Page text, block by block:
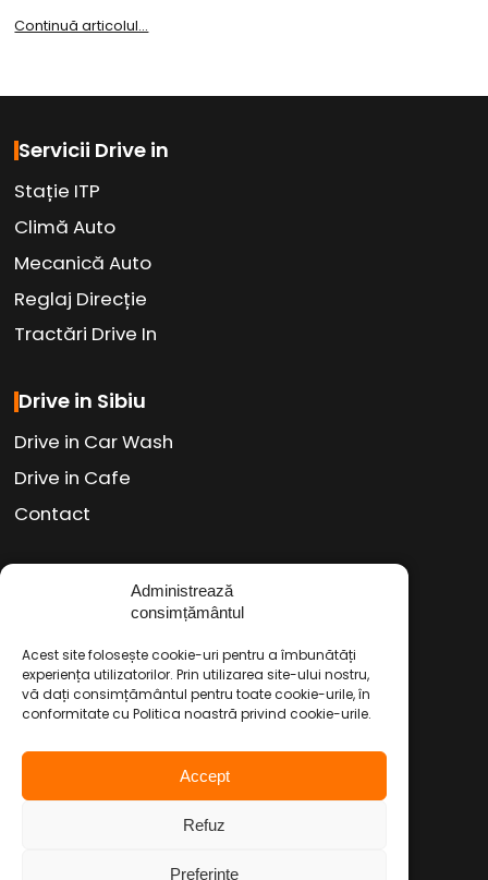
Administrează
consimțământul
Acest site folosește cookie-uri pentru a îmbunătăți
experiența utilizatorilor. Prin utilizarea site-ului nostru,
vă dați consimțământul pentru toate cookie-urile, în
conformitate cu Politica noastră privind cookie-urile.
Accept
Refuz
Preferinte
Continuă articolul...
Servicii Drive in
Stație ITP
Climă Auto
Mecanică Auto
Reglaj Direcție
Tractări Drive In
Drive in Sibiu
Drive in Car Wash
Drive in Cafe
Contact
Social Media
Youtube/WhatsApp/LinkedIn
Politica de Confidențialitate
Condiții Service Auto